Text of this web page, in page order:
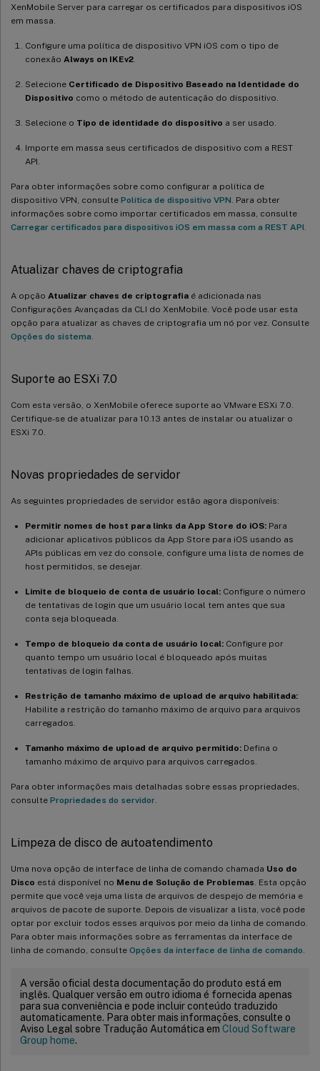
XenMobile Server para carregar os certificados para dispositivos iOS
em massa.
Configure uma política de dispositivo VPN iOS com o tipo de
conexão Always on IKEv2.
Selecione Certificado de Dispositivo Baseado na Identidade do
Dispositivo como o método de autenticação do dispositivo.
Selecione o Tipo de identidade do dispositivo a ser usado.
Importe em massa seus certificados de dispositivo com a REST
API.
Para obter informações sobre como configurar a política de
dispositivo VPN, consulte Política de dispositivo VPN. Para obter
informações sobre como importar certificados em massa, consulte
Carregar certificados para dispositivos iOS em massa com a REST API.
Atualizar chaves de criptografia
A opção Atualizar chaves de criptografia é adicionada nas
Configurações Avançadas da CLI do XenMobile. Você pode usar esta
opção para atualizar as chaves de criptografia um nó por vez. Consulte
Opções do sistema.
Suporte ao ESXi 7.0
Com esta versão, o XenMobile oferece suporte ao VMware ESXi 7.0.
Certifique-se de atualizar para 10.13 antes de instalar ou atualizar o
ESXi 7.0.
Novas propriedades de servidor
As seguintes propriedades de servidor estão agora disponíveis:
Permitir nomes de host para links da App Store do iOS: Para
adicionar aplicativos públicos da App Store para iOS usando as
APIs públicas em vez do console, configure uma lista de nomes de
host permitidos, se desejar.
Limite de bloqueio de conta de usuário local: Configure o número
de tentativas de login que um usuário local tem antes que sua
conta seja bloqueada.
Tempo de bloqueio da conta de usuário local: Configure por
quanto tempo um usuário local é bloqueado após muitas
tentativas de login falhas.
Restrição de tamanho máximo de upload de arquivo habilitada:
Habilite a restrição do tamanho máximo de arquivo para arquivos
carregados.
Tamanho máximo de upload de arquivo permitido: Defina o
tamanho máximo de arquivo para arquivos carregados.
Para obter informações mais detalhadas sobre essas propriedades,
consulte Propriedades do servidor.
Limpeza de disco de autoatendimento
Uma nova opção de interface de linha de comando chamada Uso do
Disco está disponível no Menu de Solução de Problemas. Esta opção
permite que você veja uma lista de arquivos de despejo de memória e
arquivos de pacote de suporte. Depois de visualizar a lista, você pode
optar por excluir todos esses arquivos por meio da linha de comando.
Para obter mais informações sobre as ferramentas da interface de
linha de comando, consulte Opções da interface de linha de comando.
A versão oficial desta documentação do produto está em
inglês. Qualquer versão em outro idioma é fornecida apenas
para sua conveniência e pode incluir conteúdo traduzido
automaticamente. Para obter mais informações, consulte o
Aviso Legal sobre Tradução Automática em Cloud Software
Group home.